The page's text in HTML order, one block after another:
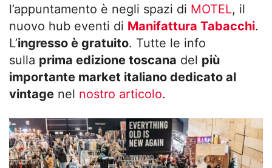
l’appuntamento è negli spazi di MOTEL, il
nuovo hub eventi di Manifattura Tabacchi.
L’ingresso è gratuito. Tutte le info
sulla prima edizione toscana del più
importante market italiano dedicato al
vintage nel nostro articolo.